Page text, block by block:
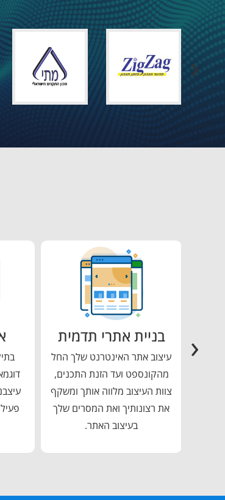
‹
בניית אתרי תדמית
עיצוב אתר האינטרנט שלך החל
מהקונספט ועד הזנת התכנים,
צוות העיצוב מלווה אותך ומשקף
את רצונותיך ואת המסרים שלך
בעיצוב האתר.
‹